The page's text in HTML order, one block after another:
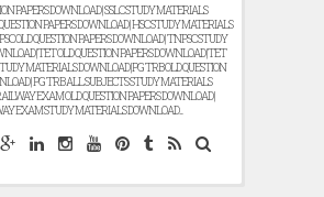
PAPERS DOWNLOAD | SSLC STUDY MATERIALS
PAPERS DOWNLOAD | HSC STUDY MATERIALS
OLD QUESTION PAPERS DOWNLOAD | TNPSC STUDY
|TET OLD QUESTION PAPERS DOWNLOAD |TET
MATERIALS DOWNLOAD |PG TRB OLD QUESTION
| PG TRB ALL SUBJECTS STUDY MATERIALS
EXAM OLD QUESTION PAPERS DOWNLOAD |
EXAM STUDY MATERIALS DOWNLOAD...